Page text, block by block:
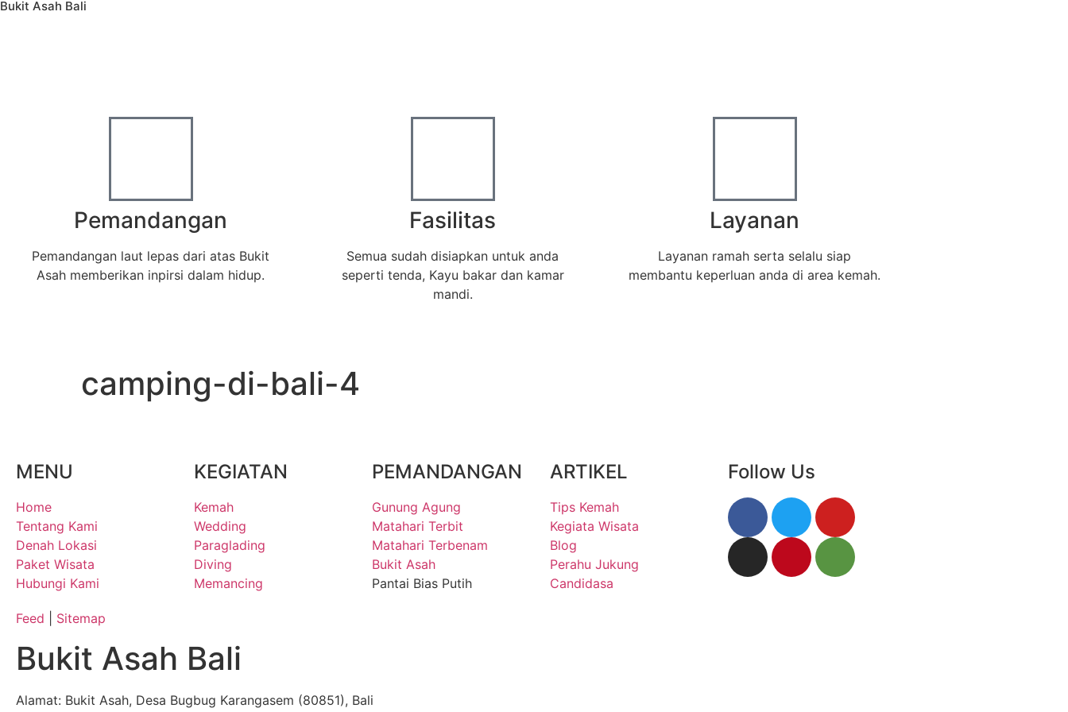
Bukit Asah Bali
Pemandangan
Pemandangan laut lepas dari atas Bukit
Asah memberikan inpirsi dalam hidup.
Fasilitas
Semua sudah disiapkan untuk anda
seperti tenda, Kayu bakar dan kamar
mandi.
Layanan
Layanan ramah serta selalu siap
membantu keperluan anda di area kemah.
camping-di-bali-4
MENU
Home
Tentang Kami
Denah Lokasi
Paket Wisata
Hubungi Kami
KEGIATAN
Kemah
Wedding
Paraglading
Diving
Memancing
PEMANDANGAN
Gunung Agung
Matahari Terbit
Matahari Terbenam
Bukit Asah
Pantai Bias Putih
ARTIKEL
Tips Kemah
Kegiata Wisata
Blog
Perahu Jukung
Candidasa
Follow Us
Feed Sitemap
Bukit Asah Bali
Alamat: Bukit Asah, Desa Bugbug Karangasem (80851), Bali